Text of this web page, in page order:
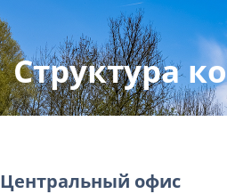
Структура
Центральный офис